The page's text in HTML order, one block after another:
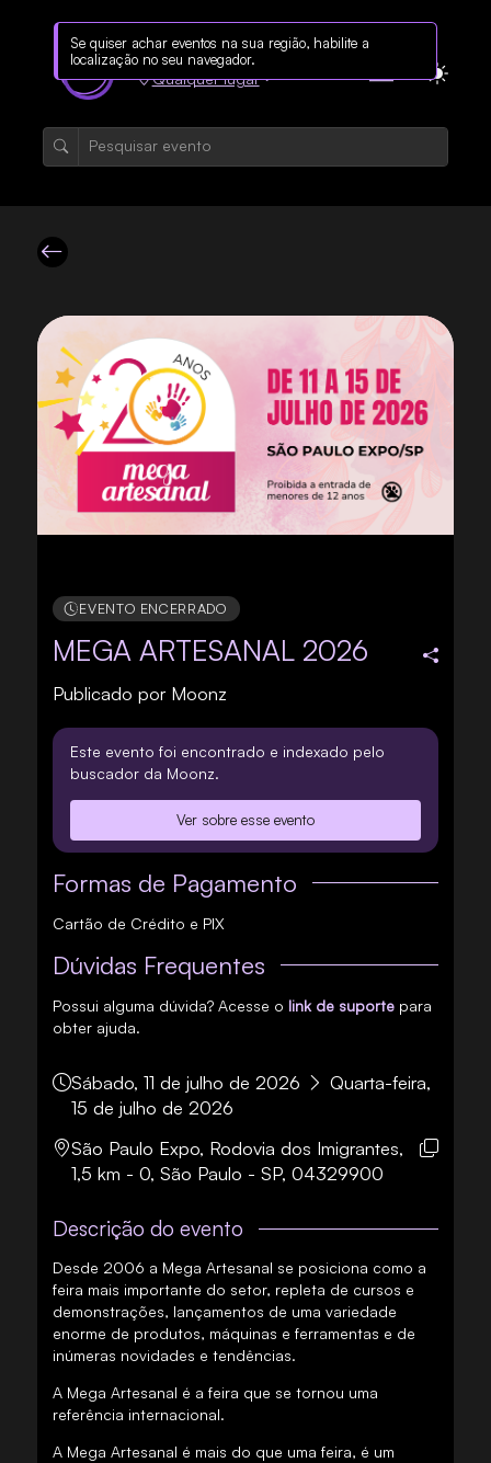
Qualquer lugar
EVENTO ENCERRADO
MEGA ARTESANAL 2026
Publicado por Moonz
Sábado, 11 de julho de 2026
Quarta-feira,
15 de julho de 2026
São Paulo Expo, Rodovia dos Imigrantes,
1,5 km - 0, São Paulo - SP, 04329900
Descrição do evento
Desde 2006 a Mega Artesanal se posiciona como a
feira mais importante do setor, repleta de cursos e
demonstrações, lançamentos de uma variedade
enorme de produtos, máquinas e ferramentas e de
inúmeras novidades e tendências.
A Mega Artesanal é a feira que se tornou uma
referência internacional.
A Mega Artesanal é mais do que uma feira, é um
Este evento foi encontrado e indexado pelo
buscador da Moonz.
Ver sobre esse evento
Formas de Pagamento
Cartão de Crédito e PIX
Dúvidas Frequentes
Possui alguma dúvida? Acesse o link de suporte para
obter ajuda.